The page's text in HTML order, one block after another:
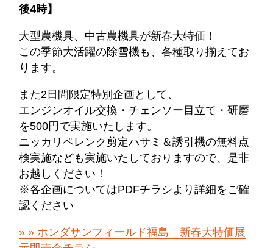
後4時】
大型農機具、中古農機具が新春大特価！
この季節大活躍の除雪機も、各種取り揃えてお
ります。
また2日間限定特別企画として、
エンジンオイル交換・チェンソー目立て・研磨
を500円で実施いたします。
ニッカリペレンク剪定ハサミ＆誘引機の無料点
検実施なども実施いたしておりますので、是非
お越しください！
※各企画についてはPDFチラシより詳細をご確
認ください
» ホンダサンフィールド福島 新春大特価展